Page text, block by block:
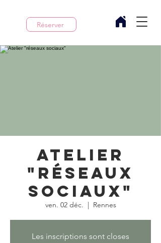
Réserver
Atelier
"réseaux
sociaux"
ven. 02 déc.
  |
Rennes
Les inscriptions sont closes